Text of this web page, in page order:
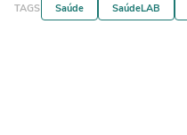
TAGS Saúde SaúdeLAB